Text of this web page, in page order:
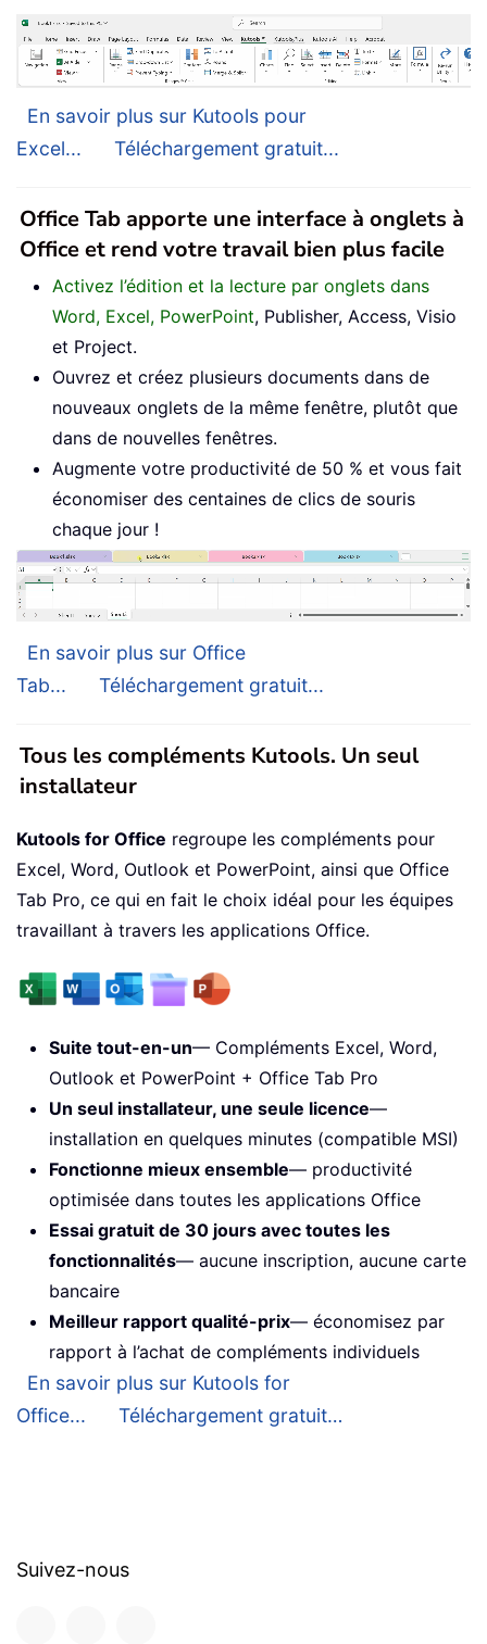
En savoir plus sur Kutools pour
Excel...
Téléchargement gratuit...
Office Tab apporte une interface à onglets à
Office et rend votre travail bien plus facile
Activez l’édition et la lecture par onglets dans
Word, Excel, PowerPoint, Publisher, Access, Visio
et Project.
Ouvrez et créez plusieurs documents dans de
nouveaux onglets de la même fenêtre, plutôt que
dans de nouvelles fenêtres.
Augmente votre productivité de 50 % et vous fait
économiser des centaines de clics de souris
chaque jour !
En savoir plus sur Office
Tab...
Téléchargement gratuit...
Tous les compléments Kutools. Un seul
installateur
Kutools for Office regroupe les compléments pour
Excel, Word, Outlook et PowerPoint, ainsi que Office
Tab Pro, ce qui en fait le choix idéal pour les équipes
travaillant à travers les applications Office.
Suite tout-en-un— Compléments Excel, Word,
Outlook et PowerPoint + Office Tab Pro
Un seul installateur, une seule licence—
installation en quelques minutes (compatible MSI)
Fonctionne mieux ensemble— productivité
optimisée dans toutes les applications Office
Essai gratuit de 30 jours avec toutes les
fonctionnalités— aucune inscription, aucune carte
bancaire
Meilleur rapport qualité-prix— économisez par
rapport à l’achat de compléments individuels
En savoir plus sur Kutools for
Office...
Téléchargement gratuit…
Suivez-nous